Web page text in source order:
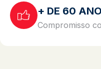
+ DE 60
Compromisso